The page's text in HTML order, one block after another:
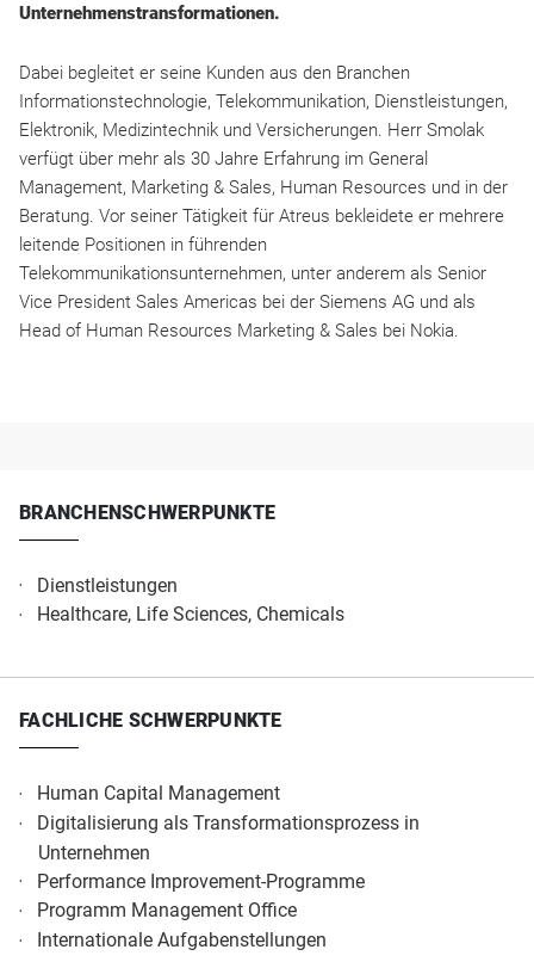
Unternehmenstransformationen.
Dabei begleitet er seine Kunden aus den Branchen
Informationstechnologie, Telekommunikation, Dienstleistungen,
Elektronik, Medizintechnik und Versicherungen. Herr Smolak
verfügt über mehr als 30 Jahre Erfahrung im General
Management, Marketing & Sales, Human Resources und in der
Beratung. Vor seiner Tätigkeit für Atreus bekleidete er mehrere
leitende Positionen in führenden
Telekommunikationsunternehmen, unter anderem als Senior
Vice President Sales Americas bei der Siemens AG und als
Head of Human Resources Marketing & Sales bei Nokia.
BRANCHENSCHWERPUNKTE
Dienstleistungen
Healthcare, Life Sciences, Chemicals
FACHLICHE SCHWERPUNKTE
Human Capital Management
Digitalisierung als Transformationsprozess in
Unternehmen
Performance Improvement-Programme
Programm Management Office
Internationale Aufgabenstellungen